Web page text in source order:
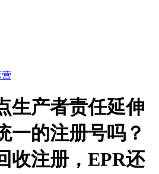
营
生产者责任延伸
一的注册号吗？
收注册，EPR还